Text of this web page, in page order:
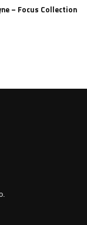
– Focus Collection